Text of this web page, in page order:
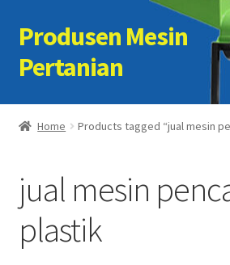
Skip
to
navigation
Skip
to
content
Produsen Mesin
Pertanian
Home
Cart
Checkout
Home Products tagged “jual mesin
jual mesin
plastik